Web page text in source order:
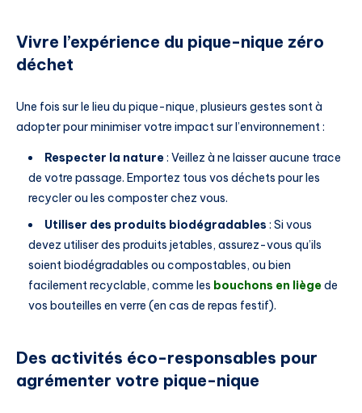
Vivre l’expérience du pique-nique zéro
déchet
Une fois sur le lieu du pique-nique, plusieurs gestes sont à
adopter pour minimiser votre impact sur l’environnement :
Respecter la nature: Veillez à ne laisser aucune trace
de votre passage. Emportez tous vos déchets pour les
recycler ou les composter chez vous.
Utiliser des produits biodégradables : Si vous
devez utiliser des produits jetables, assurez-vous qu’ils
soient biodégradables ou compostables, ou bien
facilement recyclable, comme les bouchons en liègede
vos bouteilles en verre (en cas de repas festif).
Des activités éco-responsables pour
agrémenter votre pique-nique